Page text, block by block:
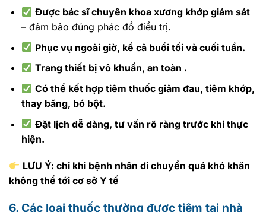
Được bác sĩ chuyên khoa xương khớp giám sát
– đảm bảo đúng phác đồ điều trị.
Phục vụ ngoài giờ, kể cả buổi tối và cuối tuần.
Trang thiết bị vô khuẩn, an toàn .
Có thể kết hợp tiêm thuốc giảm đau, tiêm khớp,
thay băng, bó bột.
Đặt lịch dễ dàng, tư vấn rõ ràng trước khi thực
hiện.
LƯU Ý: chỉ khi bệnh nhân di chuyển quá khó khăn
không thể tới cơ sở Y tế
6. Các loại thuốc thường được tiêm tại nhà